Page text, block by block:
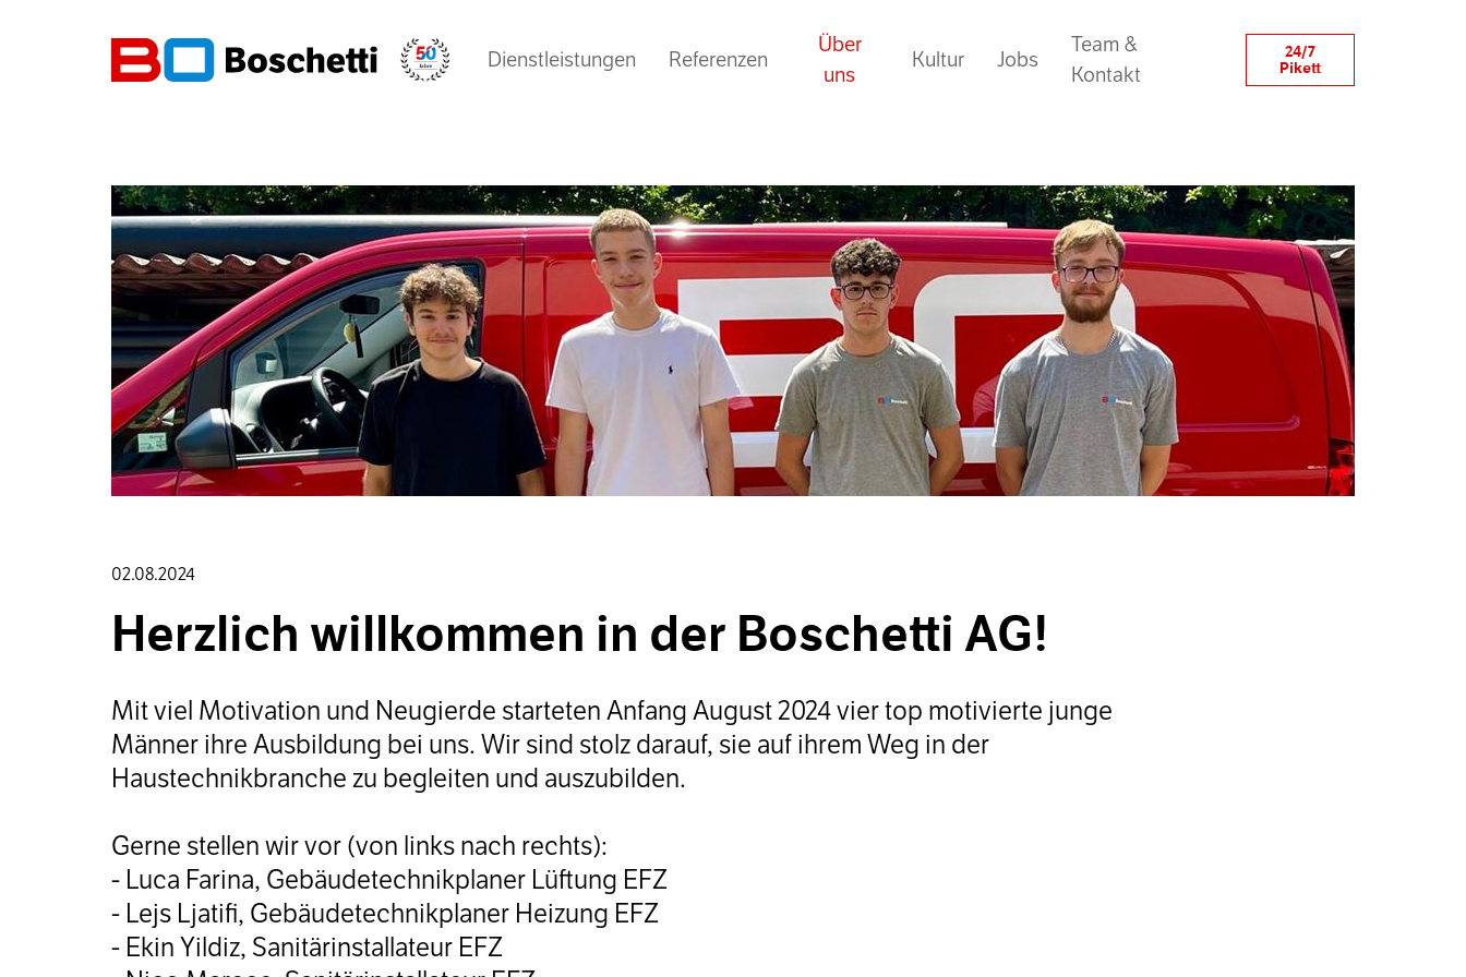
24/7
Pikett
Dienstleistungen Referenzen
Über
uns
News
Schwesterfirmen
Kultur
Lehrlingsausbildung
Jobs
Team &
Kontakt
02.08.2024
Herzlich willkommen in der Boschetti AG!
Mit viel Motivation und Neugierde starteten Anfang August 2024 vier top motivierte junge
Männer ihre Ausbildung bei uns. Wir sind stolz darauf, sie auf ihrem Weg in der
Haustechnikbranche zu begleiten und auszubilden.
Gerne stellen wir vor (von links nach rechts):
- Luca Farina, Gebäudetechnikplaner Lüftung EFZ
- Lejs Ljatifi, Gebäudetechnikplaner Heizung EFZ
- Ekin Yildiz, Sanitärinstallateur EFZ